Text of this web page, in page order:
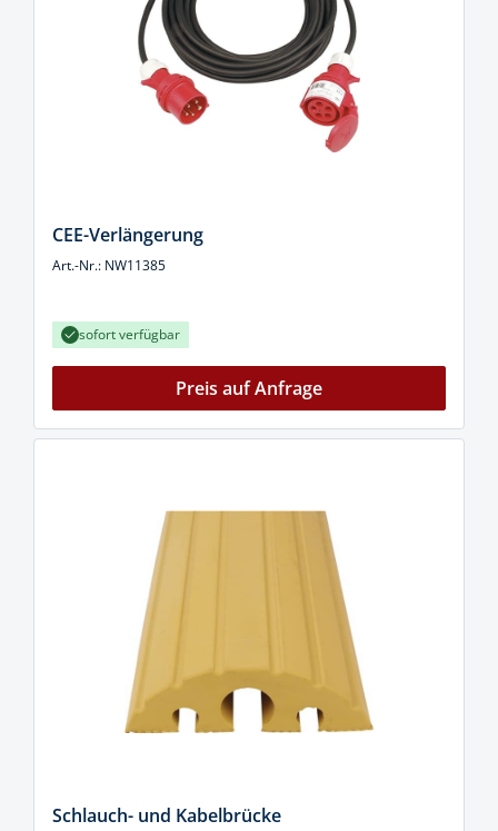
CEE-Verlängerung
Art.-Nr.: NW11385
sofort verfügbar
Preis auf Anfrage
Schlauch- und Kabelbrücke